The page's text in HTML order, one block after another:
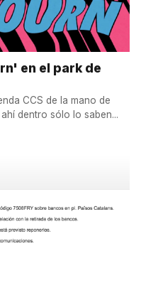
en el park de
CCS de la mano de
dentro sólo lo saben...